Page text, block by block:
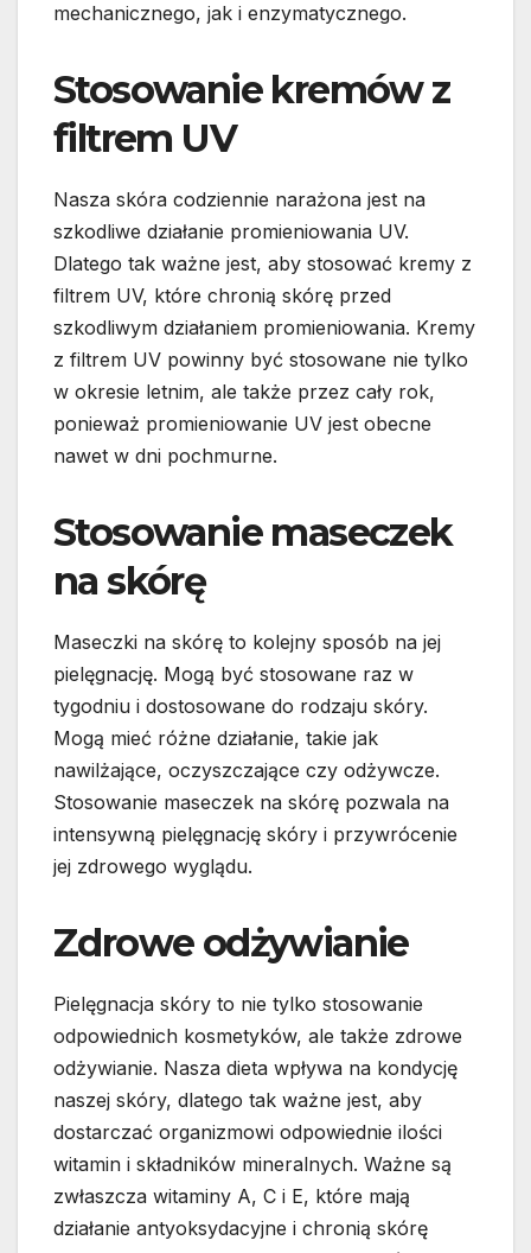
mechanicznego, jak i enzymatycznego.
Stosowanie kremów z
filtrem UV
Nasza skóra codziennie narażona jest na
szkodliwe działanie promieniowania UV.
Dlatego tak ważne jest, aby stosować kremy z
filtrem UV, które chronią skórę przed
szkodliwym działaniem promieniowania. Kremy
z filtrem UV powinny być stosowane nie tylko
w okresie letnim, ale także przez cały rok,
ponieważ promieniowanie UV jest obecne
nawet w dni pochmurne.
Stosowanie maseczek
na skórę
Maseczki na skórę to kolejny sposób na jej
pielęgnację. Mogą być stosowane raz w
tygodniu i dostosowane do rodzaju skóry.
Mogą mieć różne działanie, takie jak
nawilżające, oczyszczające czy odżywcze.
Stosowanie maseczek na skórę pozwala na
intensywną pielęgnację skóry i przywrócenie
jej zdrowego wyglądu.
Zdrowe odżywianie
Pielęgnacja skóry to nie tylko stosowanie
odpowiednich kosmetyków, ale także zdrowe
odżywianie. Nasza dieta wpływa na kondycję
naszej skóry, dlatego tak ważne jest, aby
dostarczać organizmowi odpowiednie ilości
witamin i składników mineralnych. Ważne są
zwłaszcza witaminy A, C i E, które mają
działanie antyoksydacyjne i chronią skórę